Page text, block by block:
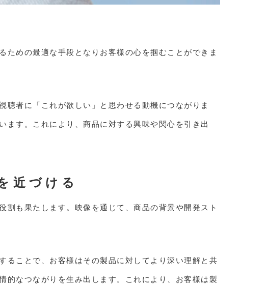
めの最適な手段となりお客様の心を掴むことができま
者に「これが欲しい」と思わせる動機につながりま
す。これにより、商品に対する興味や関心を引き出
近づける
も果たします。映像を通じて、商品の背景や開発スト
ることで、お客様はその製品に対してより深い理解と共
的なつながりを生み出します。これにより、お客様は製